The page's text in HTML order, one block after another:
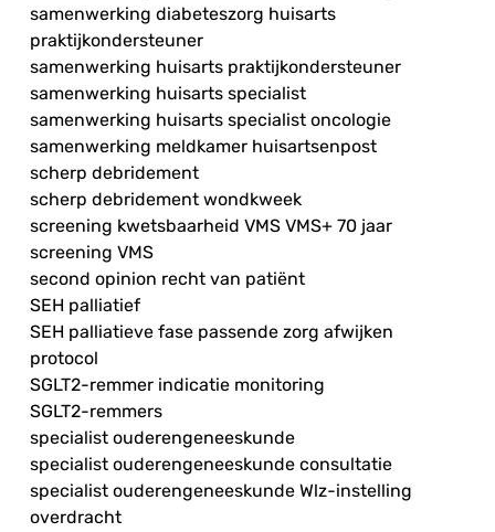
samenwerking diabeteszorg huisarts
praktijkondersteuner
samenwerking huisarts praktijkondersteuner
samenwerking huisarts specialist
samenwerking huisarts specialist oncologie
samenwerking meldkamer huisartsenpost
scherp debridement
scherp debridement wondkweek
screening kwetsbaarheid VMS VMS+ 70 jaar
screening VMS
second opinion recht van patiënt
SEH palliatief
SEH palliatieve fase passende zorg afwijken
protocol
SGLT2-remmer indicatie monitoring
SGLT2-remmers
specialist ouderengeneeskunde
specialist ouderengeneeskunde consultatie
specialist ouderengeneeskunde Wlz-instelling
overdracht